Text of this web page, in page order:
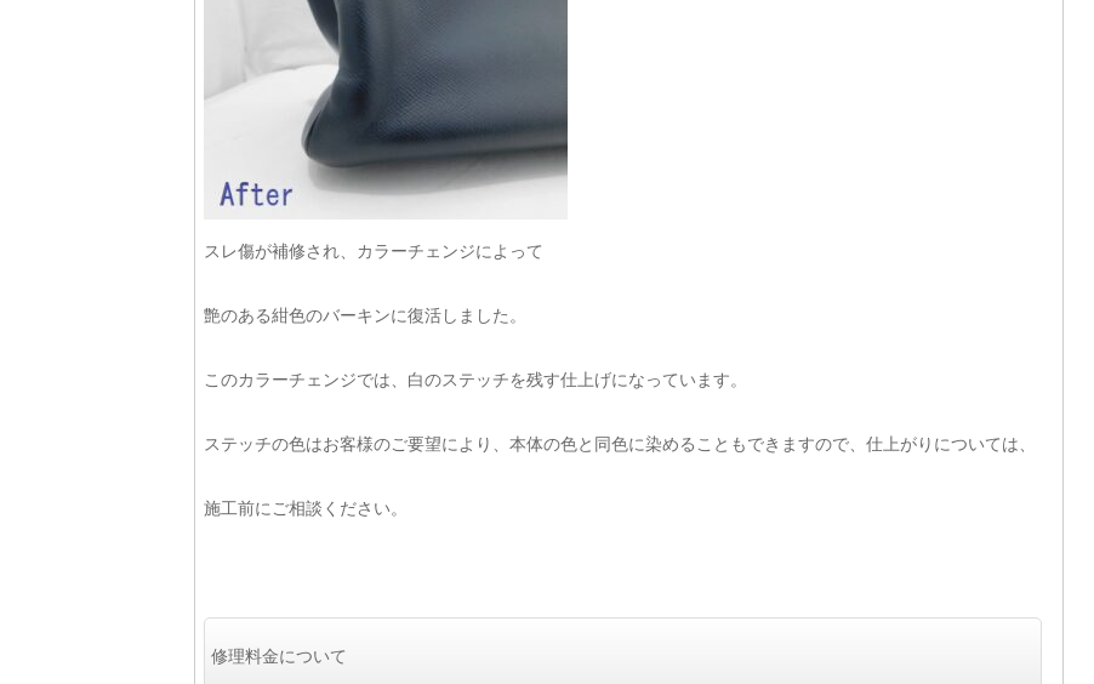
スレ傷が補修され、カラーチェンジによって
艶のある紺色のバーキンに復活しました。
このカラーチェンジでは、白のステッチを残す仕上げになっています。
ステッチの色はお客様のご要望により、本体の色と同色に染めることもできますので、仕上がりについては、
施工前にご相談ください。
修理料金について